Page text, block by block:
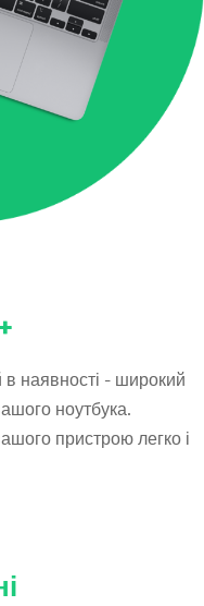
наявності - широкий
ноутбука.
пристрою легко і